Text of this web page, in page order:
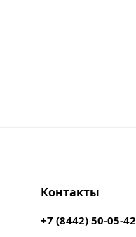
Контакты
+7 (8442) 50-05-42